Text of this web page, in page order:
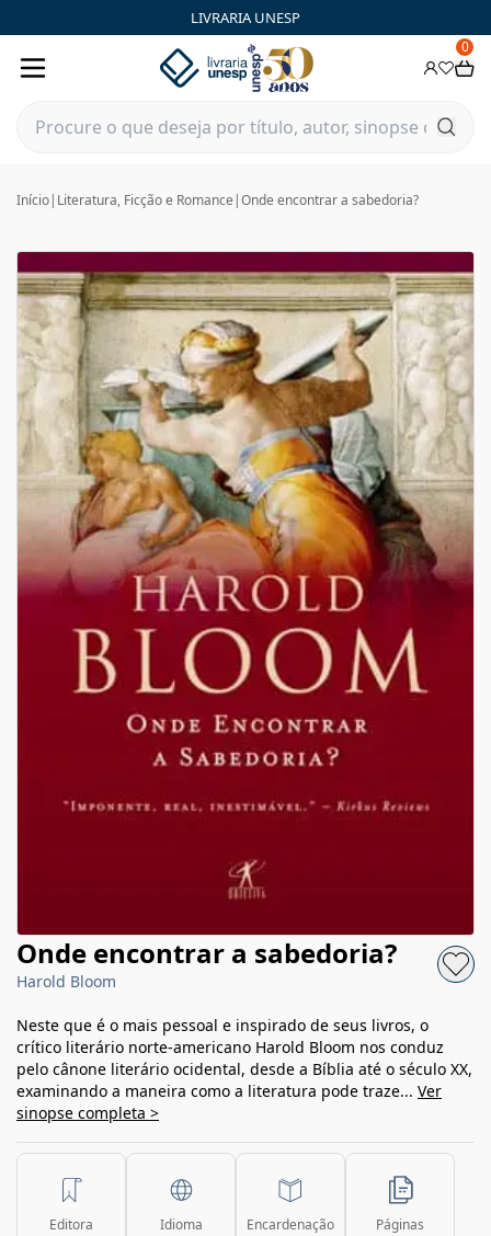
LIVRARIA UNESP
0
Início| Literatura, Ficção e Romance |Onde encontrar a sabedoria?
Onde encontrar a sabedoria?
Harold Bloom
Neste que é o mais pessoal e inspirado de seus livros, o
crítico literário norte-americano Harold Bloom nos conduz
pelo cânone literário ocidental, desde a Bíblia até o século XX,
examinando a maneira como a literatura pode traze... Ver
sinopse completa >
Editora Idioma Encardenação Páginas